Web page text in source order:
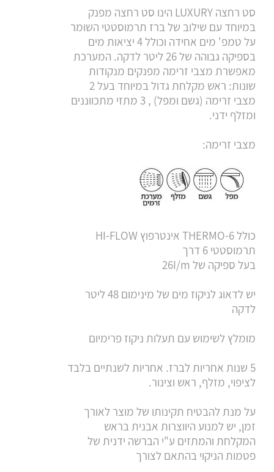
10. סוללה לאמבטיה "גלאס" לבן
11. סוללה לאמבטיה "גלאס" שחור
סט רחצה LUXURY הינו סט רחצה מפנק
במיוחד עם שילוב של ברז תרמוסטטי השומר
על טמפ' מים אחידה וכולל 4 יציאות מים
בספיקה גבוהה של 26 ליטר לדקה. המערכת
מאפשרת מצבי זרימה מפנקים מנקודות
שונות: ראש מקלחת גדול במיוחד בעל 2
מצבי זרימה (גשם ומפל) , 3 מתזי מתכווננים
ומזלף ידני.
מצבי זרימה:
כולל THERMO-6 אינטרפוץ HI-FLOW
תרמוסטטי 6 דרך
בעל ספיקה של 26I/m
יש לדאוג לניקוז מים של מינימום 48 ליטר
לדקה
מומלץ לשימוש עם תעלות ניקוז פרימיום
5 שנות אחריות לברז. אחריות לשנתיים בלבד
לציפוי, מזלף, ראש וצינור.
על מנת להבטיח תקינותו של מוצר לאורך
זמן, יש למנוע היווצרות אבנית בראש
המקלחת והמתזים ע"י הברשה ידנית של
פטמות הניקוי בהתאם לצורך